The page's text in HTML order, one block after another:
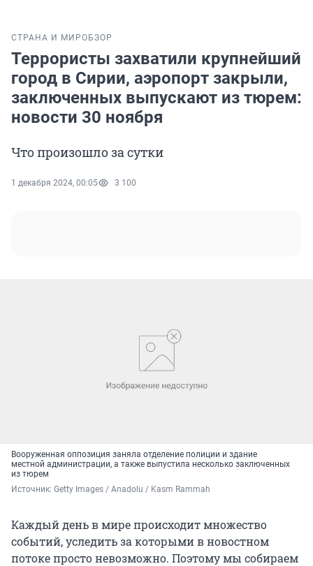
СТРАНА И МИРОБЗОР
Террористы захватили крупнейший
город в Сирии, аэропорт закрыли,
заключенных выпускают из тюрем:
новости 30 ноября
Что произошло за сутки
1 декабря 2024, 00:05 3 100
Вооруженная оппозиция заняла отделение полиции и здание
местной администрации, а также выпустила несколько заключенных
из тюрем
Источник: Getty Images / Anadolu / Kasm Rammah
Каждый день в мире происходит множество
событий, уследить за которыми в новостном
потоке просто невозможно. Поэтому мы собираем